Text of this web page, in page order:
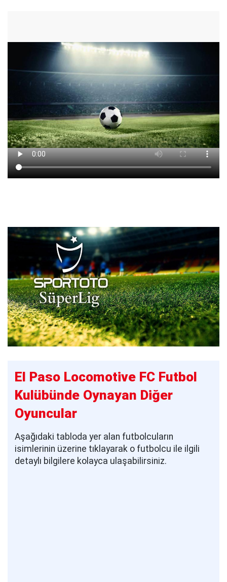
El Paso Locomotive FC Futbol
Kulübünde Oynayan Diğer
Oyuncular
Aşağıdaki tabloda yer alan futbolcuların
isimlerinin üzerine tıklayarak o futbolcu ile ilgili
detaylı bilgilere kolayca ulaşabilirsiniz.